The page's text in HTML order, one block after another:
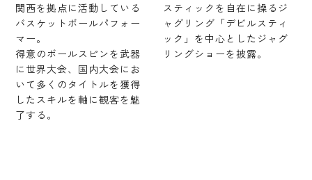
関西を拠点に活動している
バスケットボールパフォー
マー。
得意のボールスピンを武器
に世界大会、国内大会にお
いて多くのタイトルを獲得
したスキルを軸に観客を魅
了する。
スティックを自在に操るジ
ャグリング「デビルスティ
ック」を中心としたジャグ
リングショーを披露。